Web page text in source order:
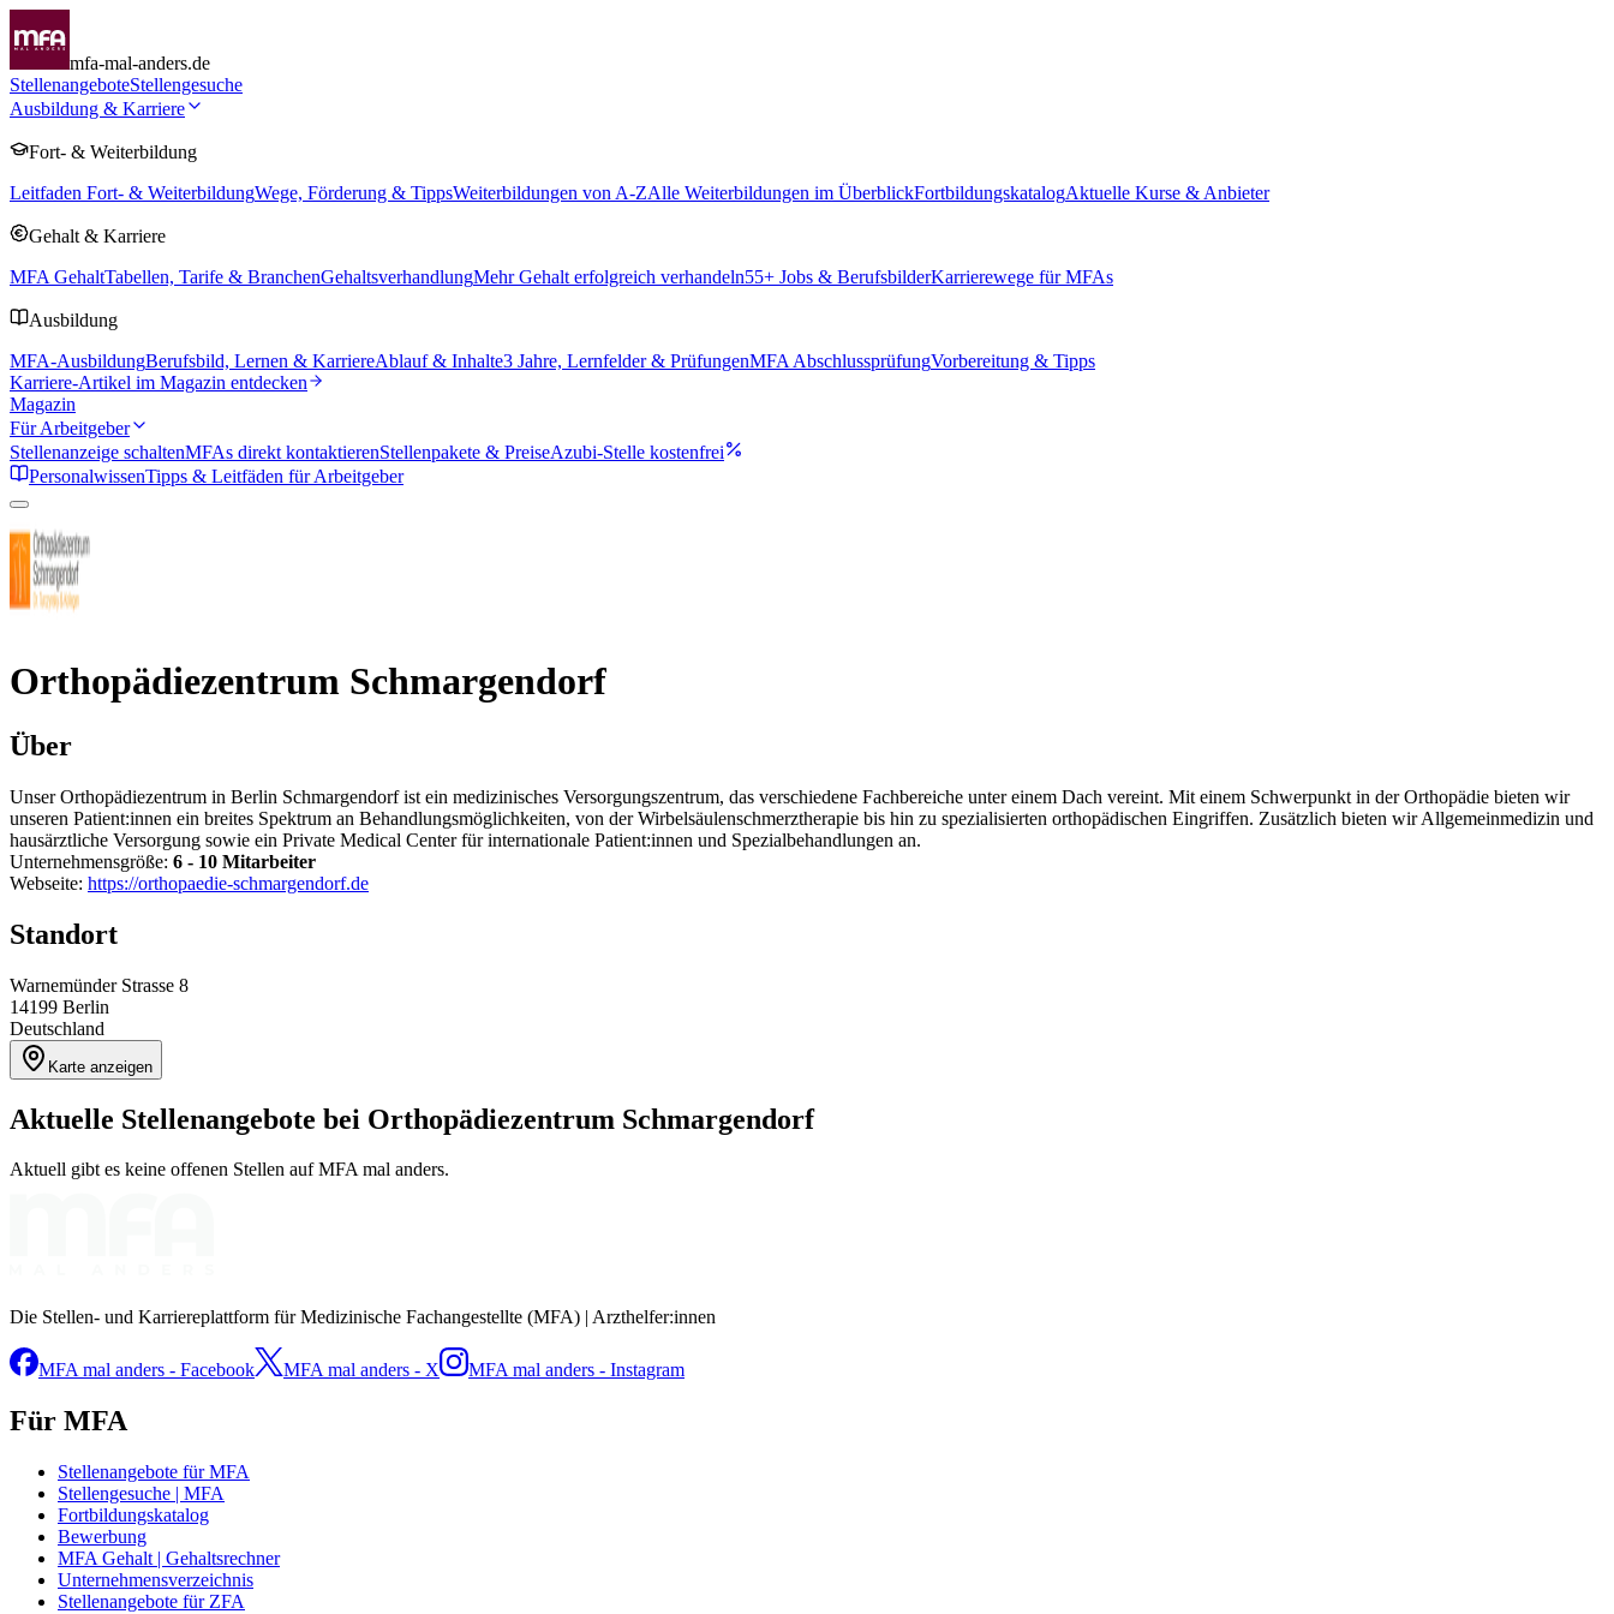
mfa-mal-anders.de
StellenangeboteStellengesuche
Ausbildung & Karriere
Fort- & Weiterbildung
Leitfaden Fort- & WeiterbildungWege, Förderung & TippsWeiterbildungen von A-ZAlle Weiterbildungen im ÜberblickFortbildungskatalogAktuelle Kurse & Anbieter
Gehalt & Karriere
MFA GehaltTabellen, Tarife & BranchenGehaltsverhandlungMehr Gehalt erfolgreich verhandeln55+ Jobs & BerufsbilderKarrierewege für MFAs
Ausbildung
MFA-AusbildungBerufsbild, Lernen & KarriereAblauf & Inhalte3 Jahre, Lernfelder & PrüfungenMFA AbschlussprüfungVorbereitung & Tipps
Karriere-Artikel im Magazin entdecken
Magazin
Für Arbeitgeber
Stellenanzeige schaltenMFAs direkt kontaktierenStellenpakete & PreiseAzubi-Stelle kostenfrei
PersonalwissenTipps & Leitfäden für Arbeitgeber
Orthopädiezentrum Schmargendorf
Über
Unser Orthopädiezentrum in Berlin Schmargendorf ist ein medizinisches Versorgungszentrum, das verschiedene Fachbereiche unter einem Dach vereint. Mit einem Schwerpunkt in der Orthopädie bieten wir
unseren Patient:innen ein breites Spektrum an Behandlungsmöglichkeiten, von der Wirbelsäulenschmerztherapie bis hin zu spezialisierten orthopädischen Eingriffen. Zusätzlich bieten wir Allgemeinmedizin und
hausärztliche Versorgung sowie ein Private Medical Center für internationale Patient:innen und Spezialbehandlungen an.
Unternehmensgröße: 6 - 10 Mitarbeiter
Webseite: https://orthopaedie-schmargendorf.de
Standort
Warnemünder Strasse 8
14199 Berlin
Deutschland
Karte anzeigen
Aktuelle Stellenangebote bei Orthopädiezentrum Schmargendorf
Aktuell gibt es keine offenen Stellen auf MFA mal anders.
Die Stellen- und Karriereplattform für Medizinische Fachangestellte (MFA) | Arzthelfer:innen
MFA mal anders - Facebook MFA mal anders - X MFA mal anders - Instagram
Für MFA
Stellenangebote für MFA
Stellengesuche | MFA
Fortbildungskatalog
Bewerbung
MFA Gehalt | Gehaltsrechner
Unternehmensverzeichnis
Stellenangebote für ZFA